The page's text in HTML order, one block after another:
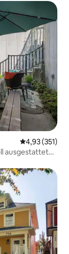
4,93 (351)
ausgestatteten